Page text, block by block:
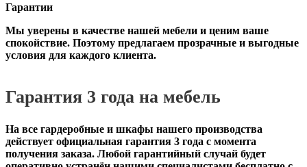
Гарантии
Мы уверены в качестве нашей мебели и ценим ваше
спокойствие. Поэтому предлагаем прозрачные и выгодные
условия для каждого клиента.
Гарантия 3 года на мебель
На все гардеробные и шкафы нашего производства
действует официальная гарантия 3 года с момента
получения заказа. Любой гарантийный случай будет